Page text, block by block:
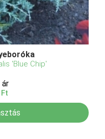
'Blue Chip'
ár